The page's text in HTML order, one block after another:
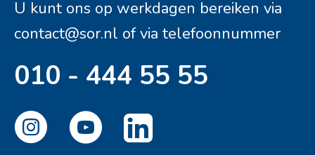
U kunt ons op werkdagen bereiken via
contact@sor.nl of via telefoonnummer
010 - 444 55 55